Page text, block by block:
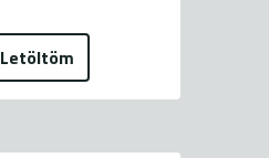
Letöltöm